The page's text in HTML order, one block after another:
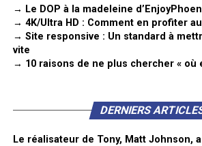
→ Le DOP à la madeleine
→ 4K/Ultra HD : Comment en profiter
→ Site responsive : Un standard à
vite
→ 10 raisons de ne plus chercher « où
DERNIERS
Le réalisateur de Tony, Matt Johnson,